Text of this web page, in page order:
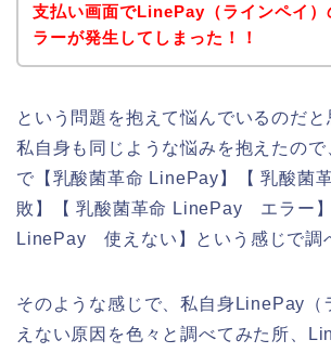
支払い画面でLinePay（ラインペイ）
ラーが発生してしまった！！
という問題を抱えて悩んでいるのだと
私自身も同じような悩みを抱えたので
で【乳酸菌革命 LinePay】【 乳酸
敗】【 乳酸菌革命 LinePay エラー
LinePay 使えない】という感じで調
そのような感じで、私自身LinePay（
えない原因を色々と調べてみた所、